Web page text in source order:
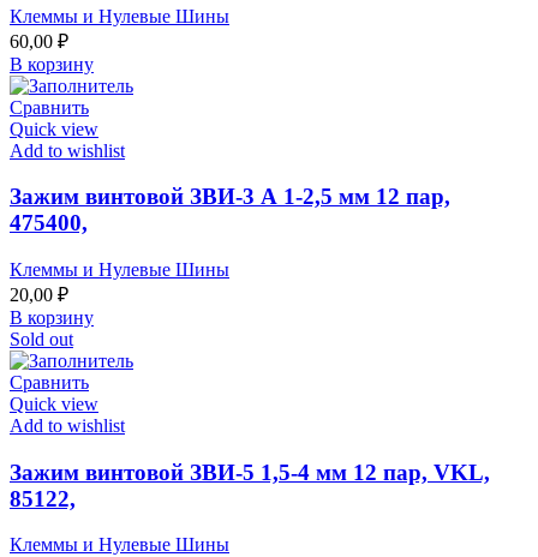
Клеммы и Нулевые Шины
60,00 ₽
В корзину
Сравнить
Quick view
Add to wishlist
Зажим винтовой ЗВИ-3 А 1-2,5 мм 12 пар,
475400,
Клеммы и Нулевые Шины
20,00 ₽
В корзину
Sold out
Сравнить
Quick view
Add to wishlist
Зажим винтовой ЗВИ-5 1,5-4 мм 12 пар, VKL,
85122,
Клеммы и Нулевые Шины